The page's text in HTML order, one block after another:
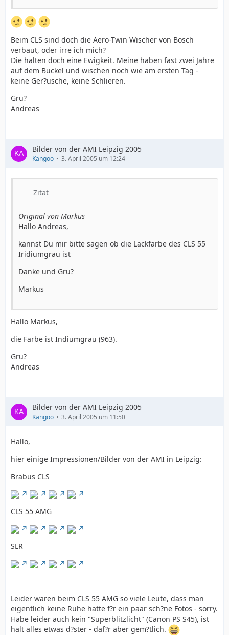
Beim CLS sind doch die Aero-Twin Wischer von Bosch
verbaut, oder irre ich mich?
Die halten doch eine Ewigkeit. Meine haben fast zwei Jahre
auf dem Buckel und wischen noch wie am ersten Tag -
keine Ger?usche, keine Schlieren.
Gru?
Andreas
Bilder von der AMI Leipzig 2005
Kangoo 3. April 2005 um 12:24
Zitat
Original von Markus
Hallo Andreas,
kannst Du mir bitte sagen ob die Lackfarbe des CLS 55
Iridiumgrau ist
Danke und Gru?
Markus
Hallo Markus,
die Farbe ist Indiumgrau (963).
Gru?
Andreas
Bilder von der AMI Leipzig 2005
Kangoo 3. April 2005 um 11:50
Hallo,
hier einige Impressionen/Bilder von der AMI in Leipzig:
Brabus CLS
CLS 55 AMG
SLR
Leider waren beim CLS 55 AMG so viele Leute, dass man
eigentlich keine Ruhe hatte f?r ein paar sch?ne Fotos - sorry.
Habe leider auch kein "Superblitzlicht" (Canon PS S45), ist
halt alles etwas d?ster - daf?r aber gem?tlich.